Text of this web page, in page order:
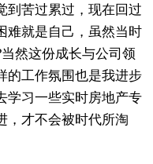
到苦过累过，现在回过
难就是自己，虽然当时
然这份成长与公司领
的工作氛围也是我进步
学习一些实时房地产专
，才不会被时代所淘